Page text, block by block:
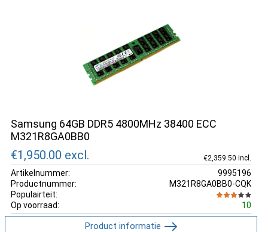
Samsung 64GB DDR5 4800MHz 38400 ECC
M321R8GA0BB0
€1,950.00 excl. €2,359.50 incl.
Artikelnummer:
9995196
Productnummer:
M321R8GA0BB0-CQK
Populairteit:
Op voorraad:
10
Product informatie